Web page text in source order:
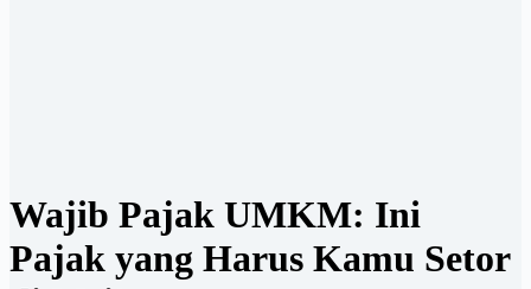
Wajib Pajak UMKM: Ini
Pajak yang Harus Kamu Setor